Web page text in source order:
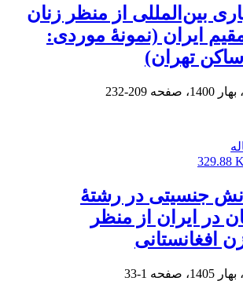
بین‌المللی از منظر زنان
مقیم ایران (نمونۀ موردی:
تهران)
209-232
329.88 K
جنسیتی در رشتۀ
در ایران از منظر
افغانستانی
1-33